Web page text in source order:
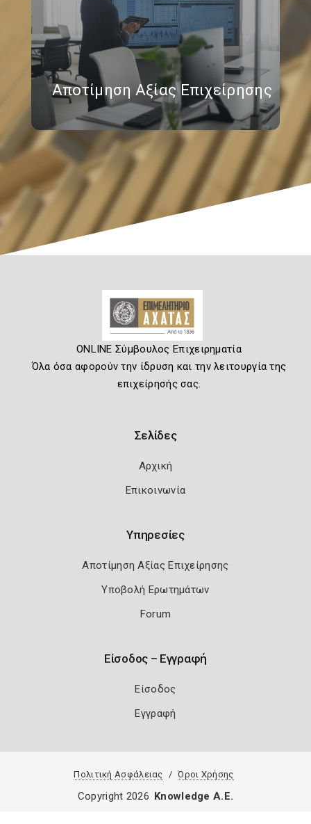
Αποτίμηση Αξίας Επιχείρησης
ONLINE Σύμβουλος Επιχειρηματία
Όλα όσα αφορούν την ίδρυση και την λειτουργία της
επιχείρησής σας.
Σελίδες
Αρχική
Επικοινωνία
Υπηρεσίες
Αποτίμηση Αξίας Επιχείρησης
Υποβολή Ερωτημάτων
Forum
Είσοδος – Εγγραφή
Είσοδος
Εγγραφή
Πολιτική Ασφάλειας Όροι Χρήσης
Copyright 2026 Knowledge A.E.